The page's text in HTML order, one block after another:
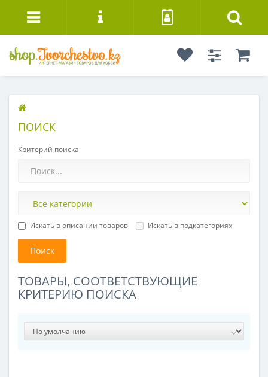
ПОИСК
Критерий поиска
Искать в описании товаров Искать в подкатегориях
ТОВАРЫ, СООТВЕТСТВУЮЩИЕ
КРИТЕРИЮ ПОИСКА